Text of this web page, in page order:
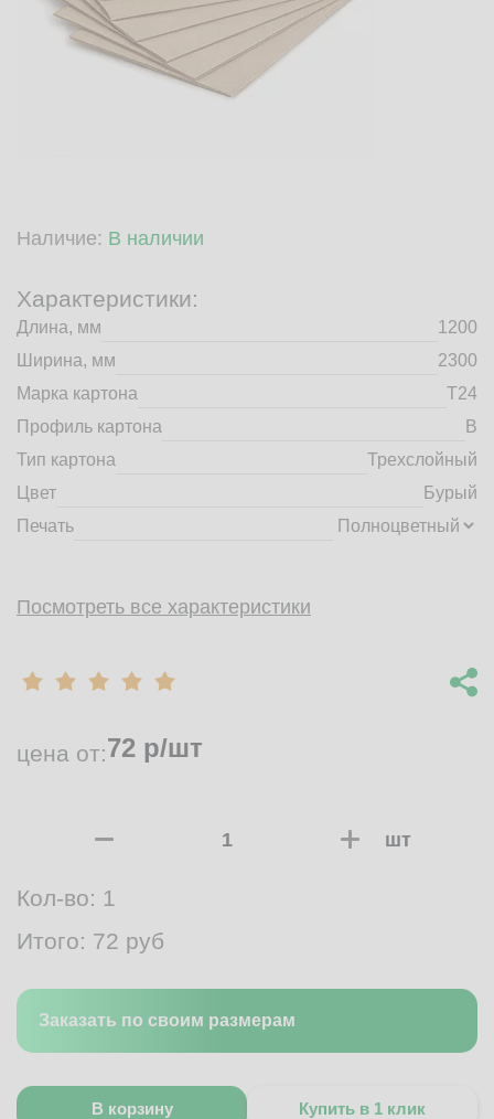
market@tdbrkarton.ru
+7 (4832) 71-44-42
г. Брянск, Белобережская улица, 1А
© 2014 - 2026 | ООО ТД "Брянский картон" Все права защищены,
Наличие: В наличии
Характеристики:
Длина, мм
1200
Ширина, мм
2300
Марка картона
Т24
Профиль картона
B
Тип картона
Трехслойный
Цвет
Бурый
Печать
Посмотреть все характеристики
цена от:72 р/шт
шт
Кол-во: 1
Итого: 72 руб
Заказать по своим размерам
В корзину Купить в 1 клик